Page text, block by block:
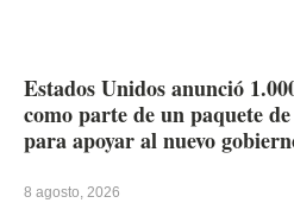
Estados Unidos anunció
como parte de un paquete
para apoyar al nuevo
8 agosto, 2026